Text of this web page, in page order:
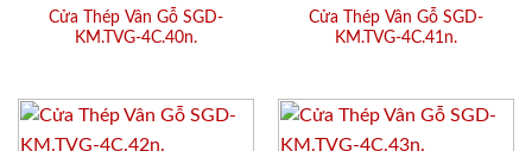
Cửa Thép Vân Gỗ SGD-
KM.TVG-4C.40n.
Cửa Thép Vân Gỗ SGD-
KM.TVG-4C.41n.